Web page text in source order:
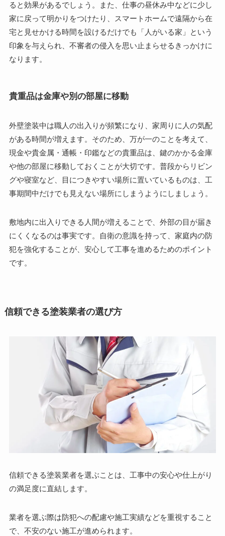
ると効果があるでしょう。また、仕事の昼休み中などに少し
家に戻って明かりをつけたり、スマートホームで遠隔から在
宅と見せかける時間を設けるだけでも「人がいる家」という
印象を与えられ、不審者の侵入を思い止まらせるきっかけに
なります。
貴重品は金庫や別の部屋に移動
外壁塗装中は職人の出入りが頻繁になり、家周りに人の気配
がある時間が増えます。そのため、万が一のことを考えて、
現金や貴金属・通帳・印鑑などの貴重品は、鍵のかかる金庫
や他の部屋に移動しておくことが大切です。普段からリビン
グや寝室など、目につきやすい場所に置いているものは、工
事期間中だけでも見えない場所にしまうようにしましょう。
敷地内に出入りできる人間が増えることで、外部の目が届き
にくくなるのは事実です。自衛の意識を持って、家庭内の防
犯を強化することが、安心して工事を進めるためのポイント
です。
信頼できる塗装業者の選び方
信頼できる塗装業者を選ぶことは、工事中の安心や仕上がり
の満足度に直結します。
業者を選ぶ際は防犯への配慮や施工実績などを重視すること
で、不安のない施工が進められます。